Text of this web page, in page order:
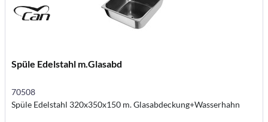
Spüle Edelstahl m.Glasabd
70508
Spüle Edelstahl 320x350x150 m. Glasabdeckung+Wasserhahn